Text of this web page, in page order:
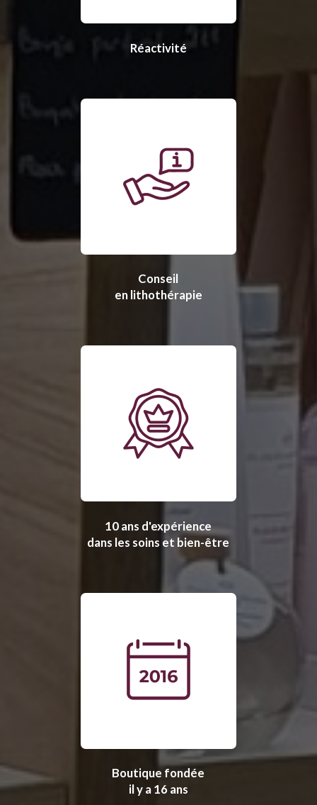
Réactivité
Conseil
en lithothérapie
10 ans d'expérience
dans les soins et bien-être
Boutique fondée
il y a 16 ans